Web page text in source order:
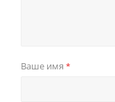
Ваше имя *